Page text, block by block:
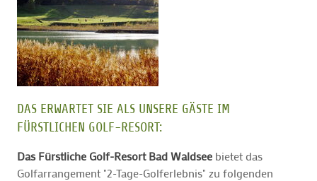
DAS ERWARTET SIE ALS UNSERE GÄSTE IM
FÜRSTLICHEN GOLF-RESORT:
Das Fürstliche Golf-Resort Bad Waldsee bietet das
Golfarrangement "2-Tage-Golferlebnis" zu folgenden